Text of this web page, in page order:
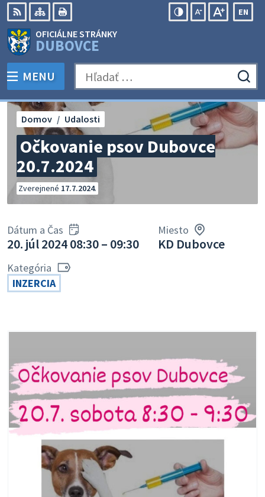
Preskočiť
na
obsah
RSS Mapa
EN
OFICIÁLNE STRÁNKY
DUBOVCE
PREPNÚŤ
MENU Hľadať:
Očkovanie psov Dubovce
20.7.2024
Domov Udalosti
Zverejnené 17.7.2024.
Dátum a Čas
20. júl 2024 08:30 – 09:30
Miesto
KD Dubovce
Kategória
INZERCIA